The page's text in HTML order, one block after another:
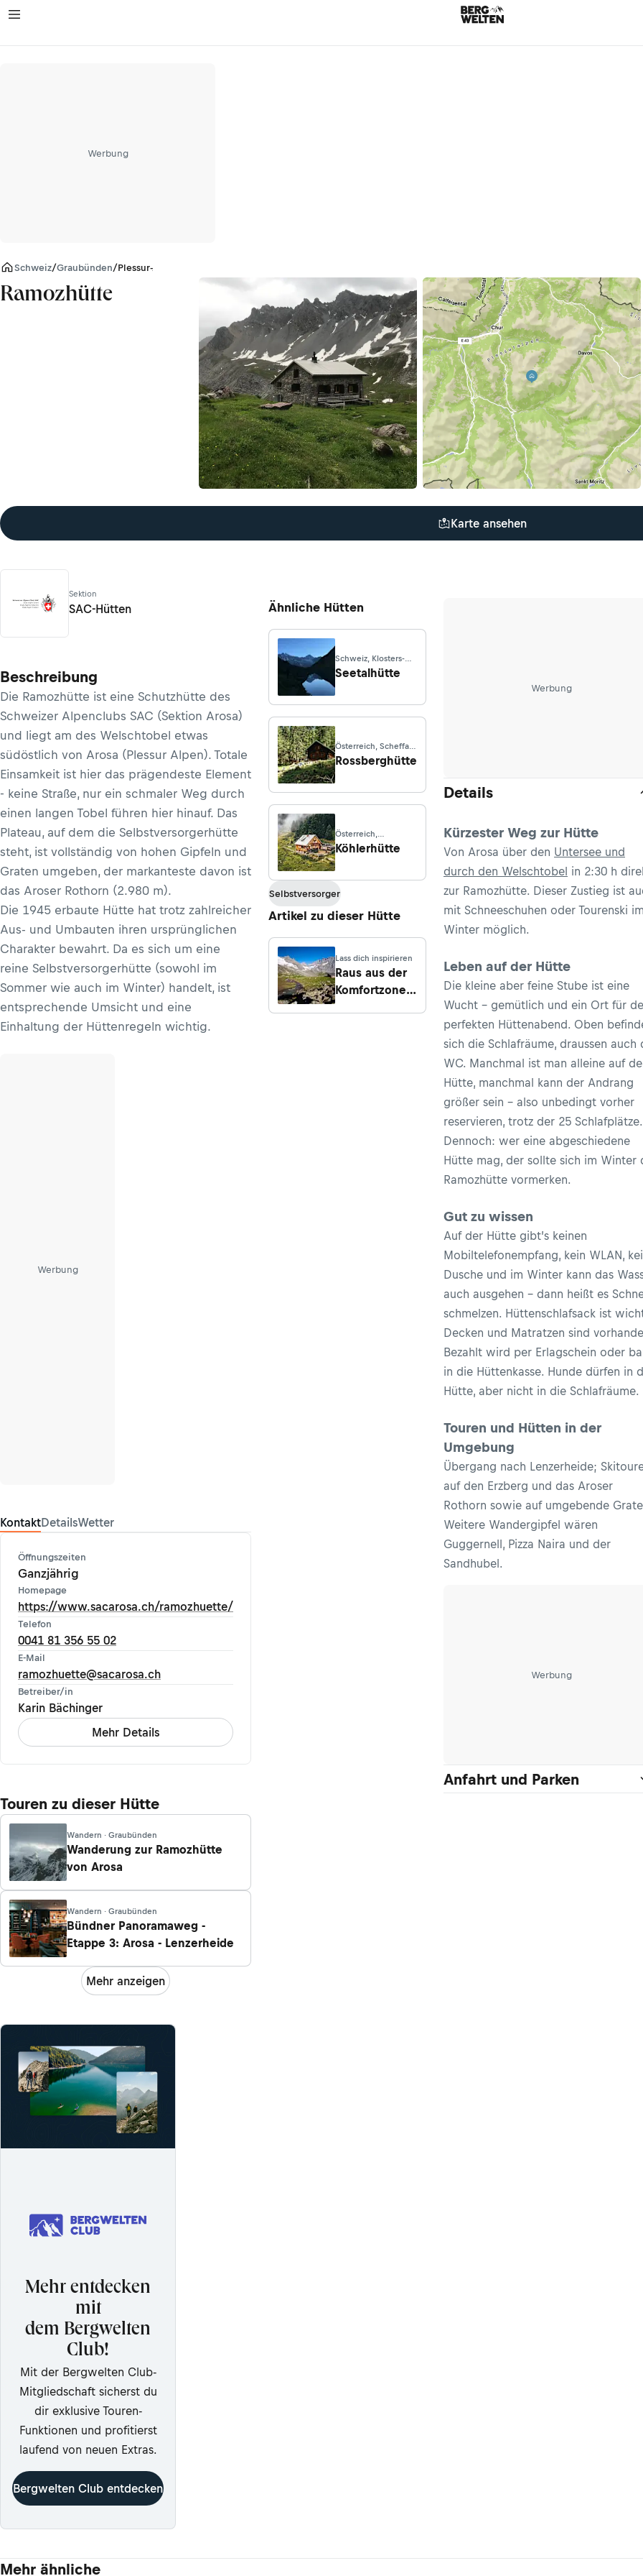
Werbung
Schweiz/Graubünden/Plessur-Alpen
Ramozhütte
Karte ansehen
Sektion
SAC-Hütten
Beschreibung
Die Ramozhütte ist eine Schutzhütte des
Schweizer Alpenclubs SAC (Sektion Arosa)
und liegt am des Welschtobel etwas
südöstlich von Arosa (Plessur Alpen). Totale
Einsamkeit ist hier das prägendeste Element
- keine Straße, nur ein schmaler Weg durch
einen langen Tobel führen hier hinauf. Das
Plateau, auf dem die Selbstversorgerhütte
steht, ist vollständig von hohen Gipfeln und
Graten umgeben, der markanteste davon ist
das Aroser Rothorn (2.980 m).
Die 1945 erbaute Hütte hat trotz zahlreicher
Aus- und Umbauten ihren ursprünglichen
Charakter bewahrt. Da es sich um eine
reine Selbstversorgerhütte (sowohl im
Sommer wie auch im Winter) handelt, ist
entsprechende Umsicht und eine
Einhaltung der Hüttenregeln wichtig.
Werbung
KontaktDetailsWetter
Öffnungszeiten
Ganzjährig
Homepage
https://www.sacarosa.ch/ramozhuette/
Telefon
0041 81 356 55 02
E-Mail
ramozhuette@sacarosa.ch
Betreiber/in
Karin Bächinger
Mehr Details
Touren zu dieser Hütte
Wandern · Graubünden
Wanderung zur Ramozhütte
von Arosa
Wandern · Graubünden
Bündner Panoramaweg -
Etappe 3: Arosa - Lenzerheide
Mehr anzeigen
Ähnliche Hütten
Schweiz, Klosters-
Serneus
Seetalhütte
Österreich, Scheffau
am Tennengebirge
Rossberghütte
Österreich,
Lavantegg
Köhlerhütte
Selbstversorger
Artikel zu dieser Hütte
Lass dich inspirieren
Raus aus der
Komfortzone!
Werbung
Details
Kürzester Weg zur Hütte
Von Arosa über den Untersee und
durch den Welschtobel in 2:30 h
zur Ramozhütte. Dieser Zustieg ist
mit Schneeschuhen oder Tourenski im
Winter möglich.
Leben auf der Hütte
Die kleine aber feine Stube ist eine
Wucht - gemütlich und ein Ort für
perfekten Hüttenabend. Oben
sich die Schlafräume, draussen auch
WC. Manchmal ist man alleine auf
Hütte, manchmal kann der Andrang
größer sein - also unbedingt vorher
reservieren, trotz der 25 Schlafplätze.
Dennoch: wer eine abgeschiedene
Hütte mag, der sollte sich im Winter
Ramozhütte vormerken.
Gut zu wissen
Auf der Hütte gibt’s keinen
Mobiltelefonempfang, kein WLAN,
Dusche und im Winter kann das
auch ausgehen - dann heißt es
schmelzen. Hüttenschlafsack ist
Decken und Matratzen sind
Bezahlt wird per Erlagschein oder
in die Hüttenkasse. Hunde dürfen in
Hütte, aber nicht in die Schlafräume.
Touren und Hütten in der
Umgebung
Übergang nach Lenzerheide;
auf den Erzberg und das Aroser
Rothorn sowie auf umgebende
Weitere Wandergipfel wären
Guggernell, Pizza Naira und der
Sandhubel.
Werbung
Anfahrt und Parken
Mehr entdecken
mit
dem Bergwelten
Club!
Mit der Bergwelten Club-
Mitgliedschaft sicherst du
dir exklusive Touren-
Funktionen und profitierst
laufend von neuen Extras.
Bergwelten Club entdecken
Mehr ähnliche